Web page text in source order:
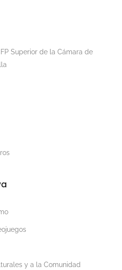
Superior de la Cámara de
y a la Comunidad